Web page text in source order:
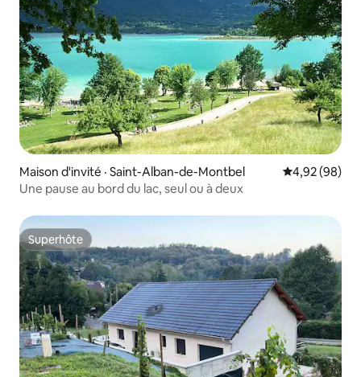
Maison d'invité · Saint-Alban-de-Montbel Note
4,92 (98)
Une pause au bord du lac, seul ou à deux
Superhôte
Superhôte